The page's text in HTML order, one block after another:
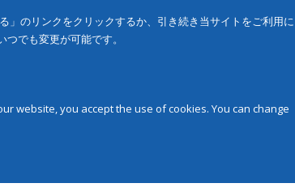
のリンクをクリックするか、引き続き当サイトをご利用に
でも変更が可能です。
website, you accept the use of cookies. You can change